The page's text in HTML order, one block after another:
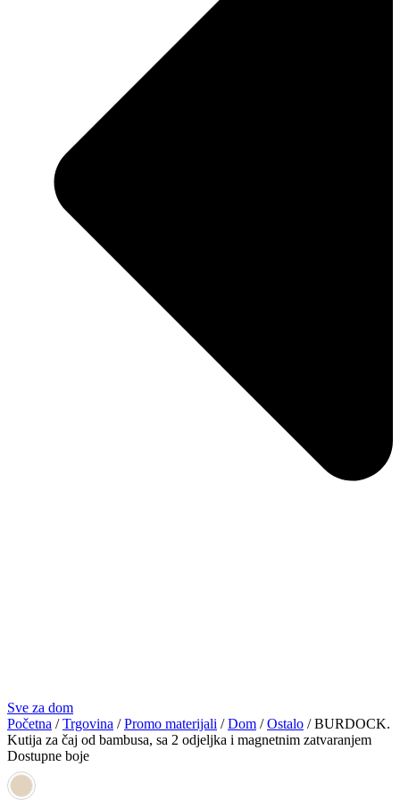
Sve za dom
Početna /Trgovina /Promo materijali /Dom /Ostalo / BURDOCK.
Kutija za čaj od bambusa, sa 2 odjeljka i magnetnim zatvaranjem
Dostupne boje